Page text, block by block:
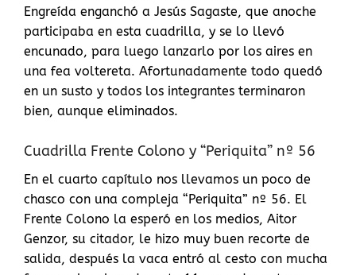
Engreída enganchó a Jesús Sagaste, que anoche
participaba en esta cuadrilla, y se lo llevó
encunado, para luego lanzarlo por los aires en
una fea voltereta. Afortunadamente todo quedó
en un susto y todos los integrantes terminaron
bien, aunque eliminados.
Cuadrilla Frente Colono y “Periquita” nº 56
En el cuarto capítulo nos llevamos un poco de
chasco con una compleja “Periquita” nº 56. El
Frente Colono la esperó en los medios, Aitor
Genzor, su citador, le hizo muy buen recorte de
salida, después la vaca entró al cesto con mucha